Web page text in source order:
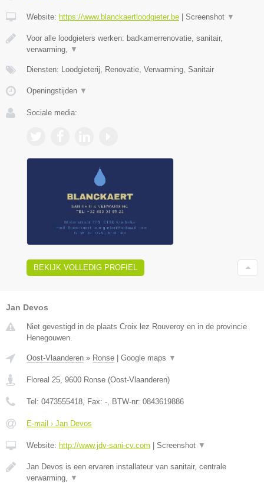
Website: https://www.blanckaertloodgieter.be Screenshot ▼
Voor alle loodgieters werken: badkamerrenovatie, sanitair,
verwarming,
▼
Diensten: Loodgieterij, Renovatie, Verwarming, Sanitair
Openingstijden ▼
Sociale media:
BEKIJK VOLLEDIG PROFIEL
Jan Devos
Niet gevestigd in de plaats Croix lez Rouveroy en in de provincie
Henegouwen.
Oost-Vlaanderen » Ronse Google maps ▼
Floreal 25 9600 Ronse (Oost-Vlaanderen)
Tel: 0473555418 , Fax: - , BTW-nr: 0843619886
E-mail › Jan Devos
Website: http://www.jdv-sani-cv.com Screenshot ▼
Jan Devos is een ervaren installateur van sanitair, centrale
verwarming,
▼